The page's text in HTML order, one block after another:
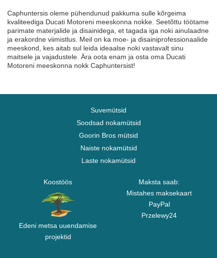
Caphuntersis oleme pühendunud pakkuma sulle kõrgeima
kvaliteediga Ducati Motoreni meeskonna nokke. Seetõttu töötame
parimate materjalide ja disainidega, et tagada iga noki ainulaadne
ja erakordne viimistlus. Meil on ka moe- ja disainiprofessionaalide
meeskond, kes aitab sul leida ideaalse noki vastavalt sinu
maitsele ja vajadustele. Ära oota enam ja osta oma Ducati
Motoreni meeskonna nokk Caphuntersist!
Suvemütsid
Soodsad nokamütsid
Goorin Bros mütsid
Naiste nokamütsid
Laste nokamütsid
Koostöös
Edeni metsa uuendamise
projektid
Maksta saab:
Mistahes maksekaart
PayPal
Przelewy24